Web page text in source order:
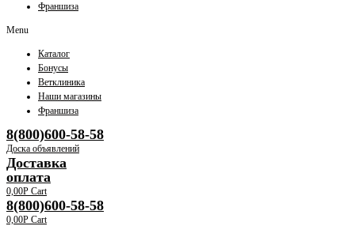
Франшиза
Menu
Каталог
Бонусы
Ветклиника
Наши магазины
Франшиза
8(800)600-58-58
Доска объявлений
Доставка
оплата
0,00Р Cart
8(800)600-58-58
0,00Р Cart